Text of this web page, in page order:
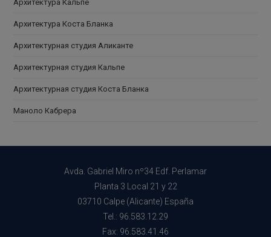
Архитектура Кальпе
Архитектура Коста Бланка
Архитектурная студия Аликанте
Архитектурная студия Кальпе
Архитектурная студия Коста Бланка
Маноло Кабрера
Avda. Gabriel Miro nº34 Edf. Perlamar
Planta 3 Local 21 y 22
03710 Calpe (Alicante) España
Tel.: 96.583.12.29
Fax: 96.583.41.46